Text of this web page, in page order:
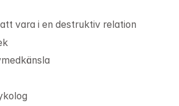
vara i en destruktiv relation